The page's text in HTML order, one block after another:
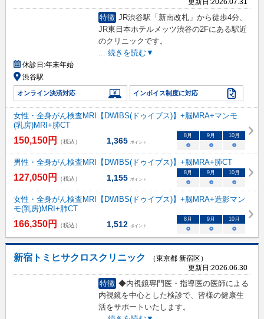
特徴 JR渋谷駅「新南改札」から徒歩4分、
JR東日本ホテルメッツ渋谷の2Fにある駅近
のクリニックです。
続きを読む▼
休診日:年末年始
渋谷駅
オンライン決済対応 インボイス制度に対応
女性・全身がん検査MRI【DWIBS(ドゥイブス)】+脳MRA+マンモ
(乳房)MRI+肺CT
150,150円 （税込） 1,365 ポイント
8 月 9 月 10月
○ ○ ○
男性・全身がん検査MRI【DWIBS(ドゥイブス)】+脳MRA+肺CT
127,050円 （税込） 1,155 ポイント
8 月 9 月 10月
○ ○ ○
女性・全身がん検査MRI【DWIBS(ドゥイブス)】+脳MRA+造影マン
モ(乳房)MRI+肺CT
166,350円 （税込） 1,512 ポイント
8 月 9 月 10月
○ ○ ○
新宿トミヒサクロスクリニック
（東京都 新宿区）
更新日:2026.06.30
特徴 ◆内視鏡専門医・指導医の医師による
内視鏡を中心とした検診で、皆様の健康生
活をサポートいたします。